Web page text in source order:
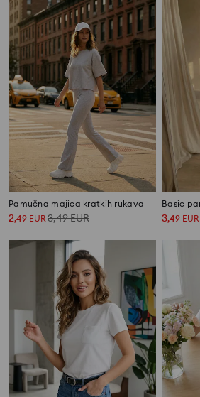
Pamučna majica kratkih rukava
2,49 EUR3,49EUR 3,49 EUR